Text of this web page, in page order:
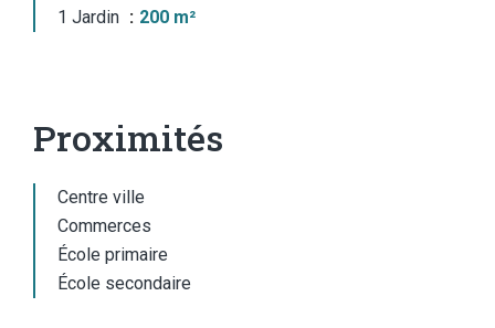
1 Jardin
200 m²
Proximités
Centre ville
Commerces
École primaire
École secondaire